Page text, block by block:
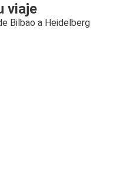
viaje
Bilbao a Heidelberg